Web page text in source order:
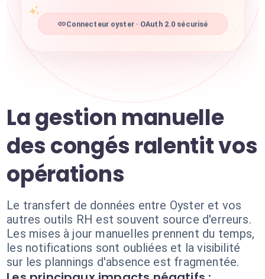
Connecteur oyster · OAuth 2.0 sécurisé
La gestion manuelle
des congés ralentit vos
opérations
Le transfert de données entre Oyster et vos
autres outils RH est souvent source d'erreurs.
Les mises à jour manuelles prennent du temps,
les notifications sont oubliées et la visibilité
sur les plannings d'absence est fragmentée.